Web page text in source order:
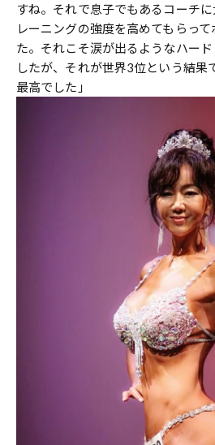
すね。それで息子でもあるコーチ
レーニングの強度を高めてもらっ
た。それこそ涙が出るようなハー
したが、それが世界3位という結果
最高でした」